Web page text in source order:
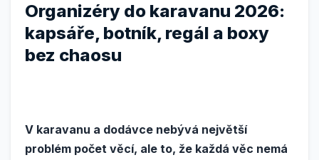
Organizéry do karavanu 2026:
kapsáře, botník, regál a boxy
bez chaosu
V karavanu a dodávce nebývá největší
problém počet věcí, ale to, že každá věc nemá